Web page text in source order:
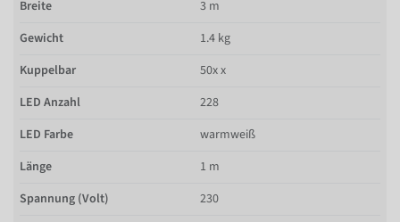
Breite
3 m
Gewicht
1.4 kg
Kuppelbar
50x x
LED Anzahl
228
LED Farbe
warmweiß
Länge
1 m
Spannung (Volt)
230